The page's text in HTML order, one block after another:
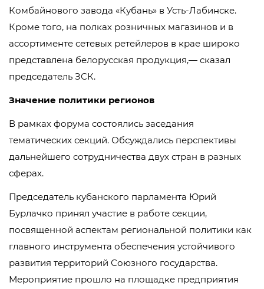
Комбайнового завода «Кубань» в Усть-Лабинске.
Кроме того, на полках розничных магазинов и в
ассортименте сетевых ретейлеров в крае широко
представлена белорусская продукция,— сказал
председатель ЗСК.
Значение политики регионов
В рамках форума состоялись заседания
тематических секций. Обсуждались перспективы
дальнейшего сотрудничества двух стран в разных
сферах.
Председатель кубанского парламента Юрий
Бурлачко принял участие в работе секции,
посвященной аспектам региональной политики как
главного инструмента обеспечения устойчивого
развития территорий Союзного государства.
Мероприятие прошло на площадке предприятия